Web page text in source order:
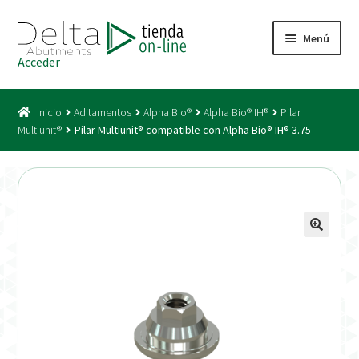
a
la
navegación
al
contenido
Menú
Acceso
Acceder
Inicio Aditamentos Alpha Bio® Alpha Bio® IH®
Pilar
Multiunit®
Pilar Multiunit® compatible con Alpha Bio® IH® 3.75